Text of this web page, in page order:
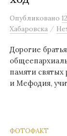
Опубликовано
Хабаровска /
Дорогие
памяти
и Мефодия,
ФОТОФАКТ